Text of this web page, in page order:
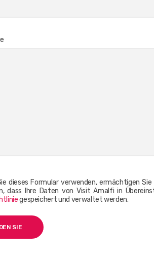
dieses Formular verwenden, ermächtigen
dass Ihre Daten von Visit Amalfi in
gespeichert und verwaltet werden.